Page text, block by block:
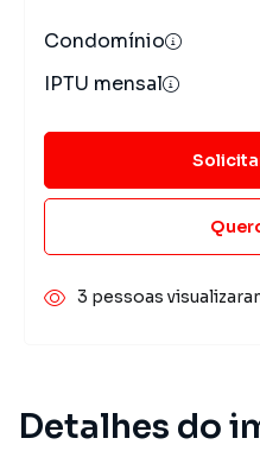
Detalhes do
Condomínio
IPTU mensal
3 pessoas